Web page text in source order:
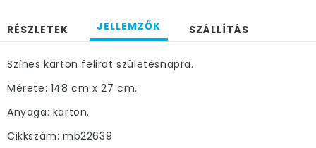
RÉSZLETEK JELLEMZŐK SZÁLLÍTÁS
Színes karton felirat születésnapra.
Mérete: 148 cm x 27 cm.
Anyaga: karton.
Cikkszám: mb22639